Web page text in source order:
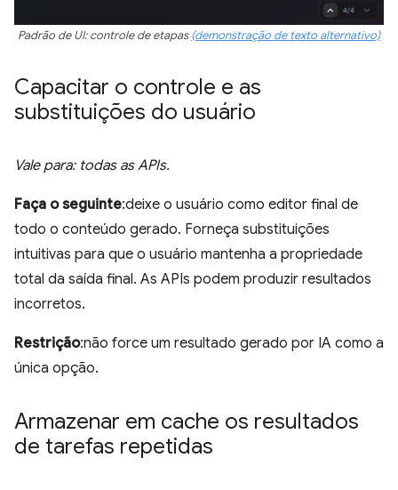
Padrão de UI: controle de etapas(demonstração de texto alternativo)
Capacitar o controle e as
substituições do usuário
Vale para: todas as APIs.
Faça o seguinte:deixe o usuário como editor final de
todo o conteúdo gerado. Forneça substituições
intuitivas para que o usuário mantenha a propriedade
total da saída final. As APIs podem produzir resultados
incorretos.
Restrição:não force um resultado gerado por IA como a
única opção.
Armazenar em cache os resultados
de tarefas repetidas